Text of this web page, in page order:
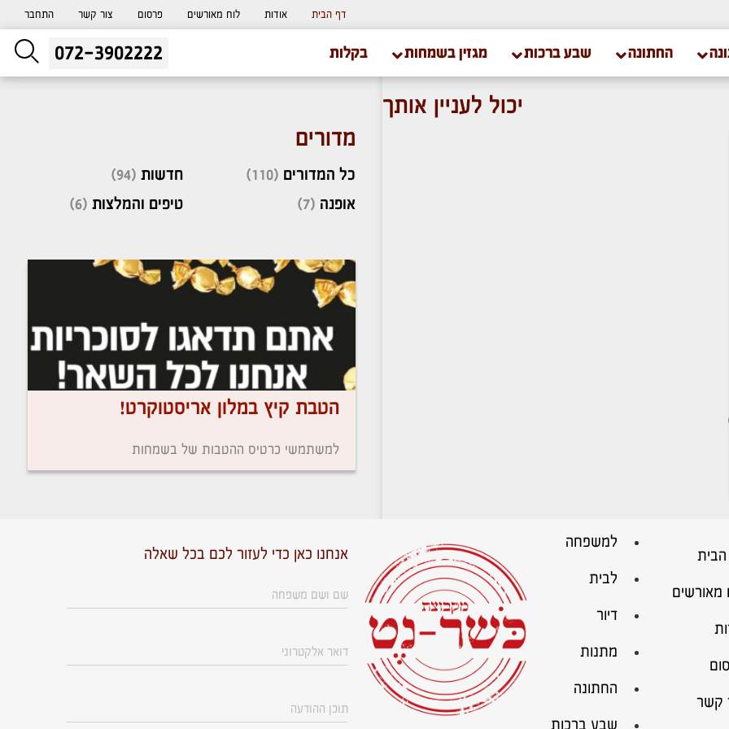
דף הבית אודות לוח מאורשים פרסום צור קשר התחבר
החתונה שבע ברכות מגזין בשמחות בקלות ליעוץ חינם
והזמנת כרטיס שמחות
072-3902222
יכול לעניין אותך
מדורים
כל המדורים (110)
אופנה (7)
חדשות (94)
טיפים והמלצות (6)
הטבת קיץ במלון אריסטוקרט!
למשתמשי כרטיס ההטבות של בשמחות
מאורשים
קשר
למשפחה
לבית
דיור
מתנות
החתונה
שבע ברכות
אנחנו כאן כדי לעזור לכם בכל שאלה